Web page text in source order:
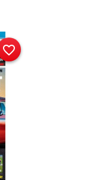
favorite_border